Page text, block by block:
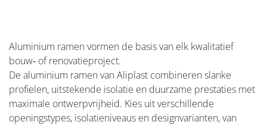
Aluminium ramen vormen de basis van elk kwalitatief
bouw‑ of renovatieproject.
De aluminium ramen van Aliplast combineren slanke
profielen, uitstekende isolatie en duurzame prestaties met
maximale ontwerpvrijheid. Kies uit verschillende
openingstypes, isolatieniveaus en designvarianten, van